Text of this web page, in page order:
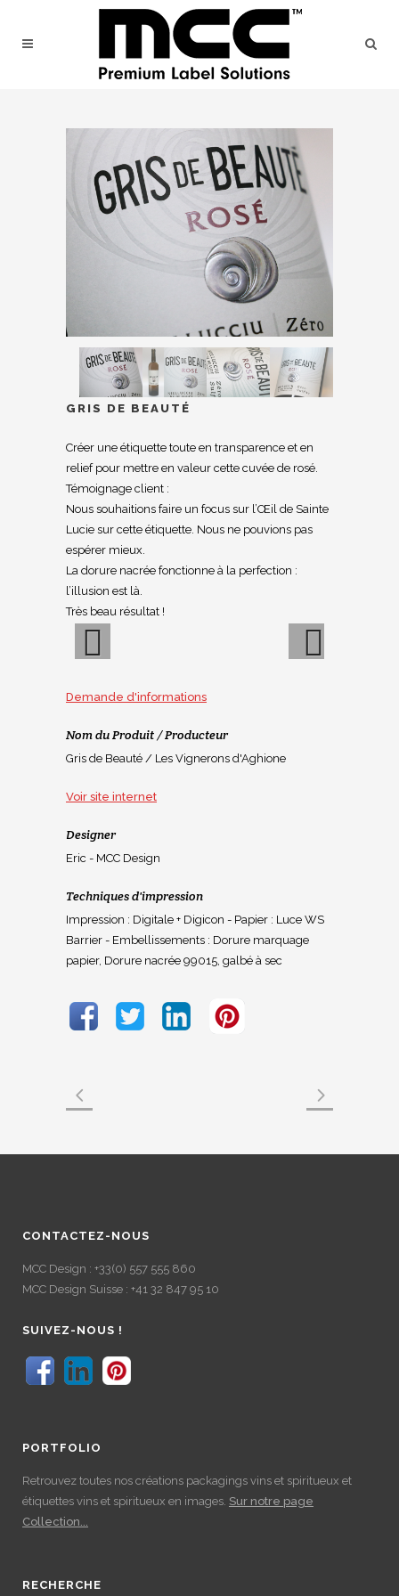
Previous
GRIS DE BEAUTÉ
Créer une étiquette toute en transparence et en
relief pour mettre en valeur cette cuvée de rosé.
Témoignage client :
Nous souhaitions faire un focus sur l’Œil de Sainte
Lucie sur cette étiquette. Nous ne pouvions pas
espérer mieux.
La dorure nacrée fonctionne à la perfection :
l’illusion est là.
Très beau résultat !
Demande d'informations
Nom du Produit / Producteur
Gris de Beauté / Les Vignerons d'Aghione
Voir site internet
Designer
Eric - MCC Design
Techniques d'impression
Impression : Digitale + Digicon - Papier : Luce WS
Barrier - Embellissements : Dorure marquage
papier, Dorure nacrée 99015, galbé à sec
CONTACTEZ-NOUS
MCC Design : +33(0) 557 555 860
MCC Design Suisse : +41 32 847 95 10
SUIVEZ-NOUS !
PORTFOLIO
Retrouvez toutes nos créations packagings vins et spiritueux et
étiquettes vins et spiritueux en images. Sur notre page
Collection...
RECHERCHE